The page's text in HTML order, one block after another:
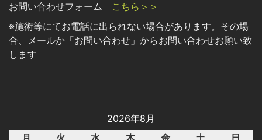
お問い合わせフォーム こちら＞＞
※施術等にてお電話に出られない場合があります。その場
合、メールか「お問い合わせ」からお問い合わせお願い致
します
2026年8月